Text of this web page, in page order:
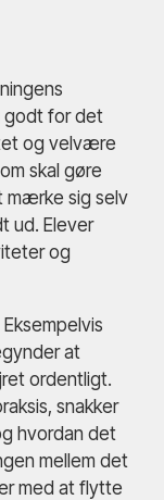
godt for det
og velvære
skal gøre
mærke sig selv
ud. Elever
og
at
ordentligt.
snakker
hvordan det
mellem det
med at flytte